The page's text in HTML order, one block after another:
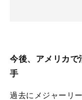
今後、アメリカで
手
過去にメジャーリ